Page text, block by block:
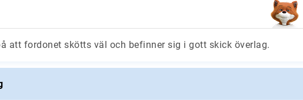
att fordonet skötts väl och befinner sig i gott skick överlag.